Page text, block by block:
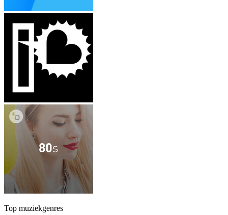
Top muziekgenres